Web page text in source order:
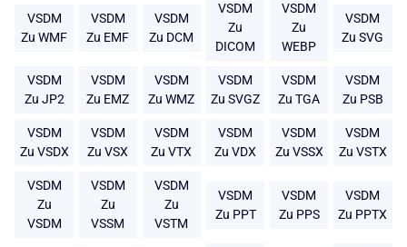
VSDM
Zu WMF
VSDM
Zu EMF
VSDM
Zu DCM
VSDM
Zu
DICOM
VSDM
Zu
WEBP
VSDM
Zu SVG
VSDM
Zu JP2
VSDM
Zu EMZ
VSDM
Zu WMZ
VSDM
Zu SVGZ
VSDM
Zu TGA
VSDM
Zu PSB
VSDM
Zu VSDX
VSDM
Zu VSX
VSDM
Zu VTX
VSDM
Zu VDX
VSDM
Zu VSSX
VSDM
Zu VSTX
VSDM
Zu
VSDM
VSDM
Zu
VSSM
VSDM
Zu
VSTM
VSDM
Zu PPT
VSDM
Zu PPS
VSDM
Zu PPTX